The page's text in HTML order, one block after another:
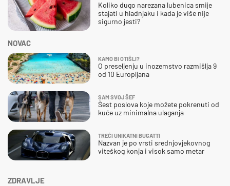
ZDRAVLJE
NOVAC
KAMO BI OTIŠLI?
O preseljenju u inozemstvo razmišlja 9
od 10 Europljana
SAM SVOJ ŠEF
Šest poslova koje možete pokrenuti od
kuće uz minimalna ulaganja
TREĆI UNIKATNI BUGATTI
Nazvan je po vrsti srednjovjekovnog
viteškog konja i visok samo metar
Koliko dugo narezana lubenica smije
stajati u hladnjaku i kada je više nije
sigurno jesti?